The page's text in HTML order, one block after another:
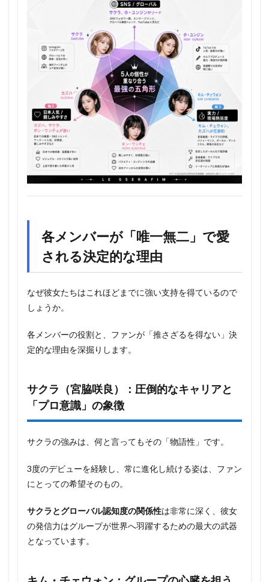
各メンバーが「唯一無二」で愛
される決定的な理由
なぜ彼女たちはこれほどまでに強い支持を得ているので
しょうか。
各メンバーの役割と、ファンが「推さざるを得ない」決
定的な理由を深掘りします。
サクラ（宮脇咲良）：圧倒的なキャリアと
「プロ意識」の象徴
サクラの強みは、何と言ってもその「物語性」です。
3度のデビューを経験し、常に進化し続ける姿は、ファン
にとっての希望そのもの。
サクラとグローバル認知度の関係性は非常に深く、彼女
の発信力はグループが世界へ羽躍するための最大の武器
となっています。